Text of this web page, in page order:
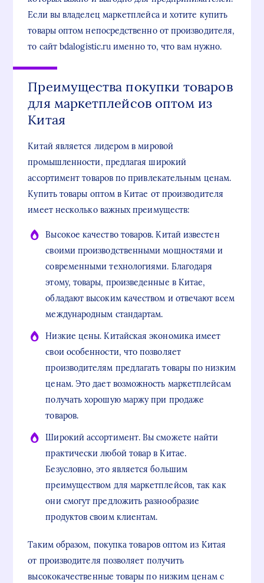
Если вы владелец маркетплейса и хотите купить
товары оптом непосредственно от производителя,
то сайт bdalogistic.ru именно то, что вам нужно.
Преимущества покупки товаров
для маркетплейсов оптом из
Китая
Китай является лидером в мировой
промышленности, предлагая широкий
ассортимент товаров по привлекательным ценам.
Купить товары оптом в Китае от производителя
имеет несколько важных преимуществ:
Высокое качество товаров. Китай известен
своими производственными мощностями и
современными технологиями. Благодаря
этому, товары, произведенные в Китае,
обладают высоким качеством и отвечают всем
международным стандартам.
Низкие цены. Китайская экономика имеет
свои особенности, что позволяет
производителям предлагать товары по низким
ценам. Это дает возможность маркетплейсам
получать хорошую маржу при продаже
товаров.
Широкий ассортимент. Вы сможете найти
практически любой товар в Китае.
Безусловно, это является большим
преимуществом для маркетплейсов, так как
они смогут предложить разнообразие
продуктов своим клиентам.
Таким образом, покупка товаров оптом из Китая
от производителя позволяет получить
высококачественные товары по низким ценам с